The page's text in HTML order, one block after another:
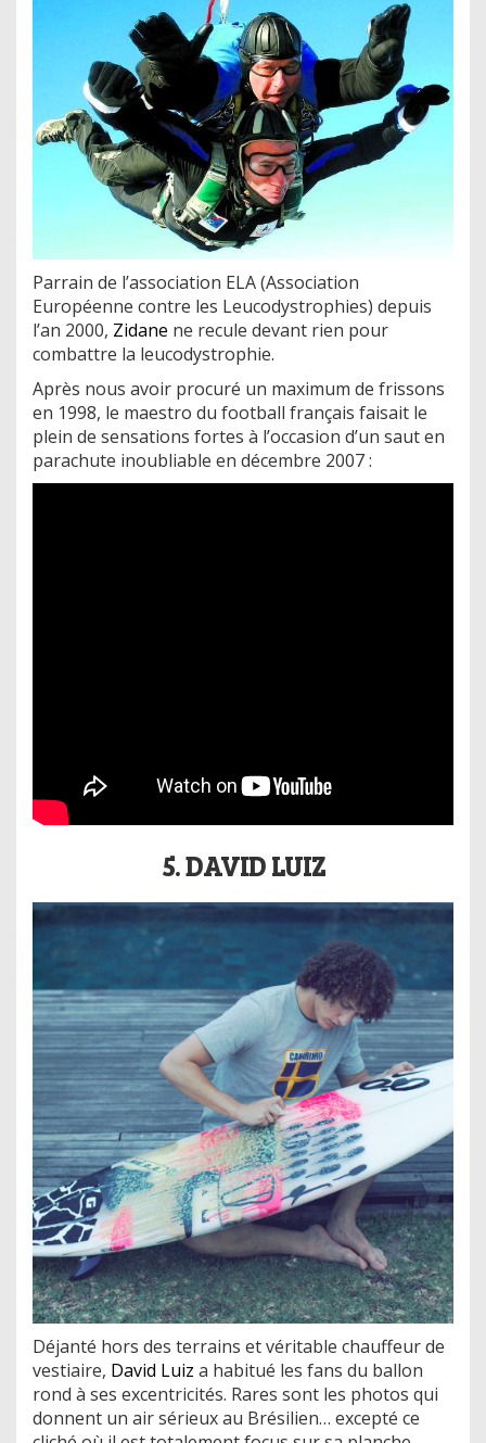
Parrain de l’association ELA (Association
Européenne contre les Leucodystrophies) depuis
l’an 2000, Zidane ne recule devant rien pour
combattre la leucodystrophie.
Après nous avoir procuré un maximum de frissons
en 1998, le maestro du football français faisait le
plein de sensations fortes à l’occasion d’un saut en
parachute inoubliable en décembre 2007 :
5. DAVID LUIZ
Déjanté hors des terrains et véritable chauffeur de
vestiaire, David Luiz a habitué les fans du ballon
rond à ses excentricités. Rares sont les photos qui
donnent un air sérieux au Brésilien… excepté ce